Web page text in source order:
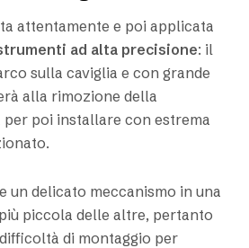
attentamente e poi applicata
ad alta precisione: il
sulla caviglia e con grande
alla rimozione della
poi installare con estrema
un delicato meccanismo in una
piccola delle altre, pertanto
di montaggio per